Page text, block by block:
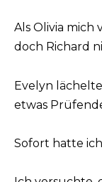
Als Olivia mich
doch Richard
Evelyn
etwas
Sofort hatte